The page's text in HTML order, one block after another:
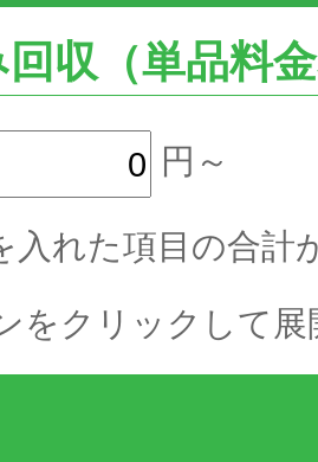
収（単品料
円～
れた項目の合計
をクリックして展